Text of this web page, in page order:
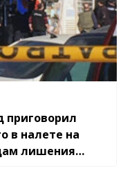
приговорил
в налете на
лишения